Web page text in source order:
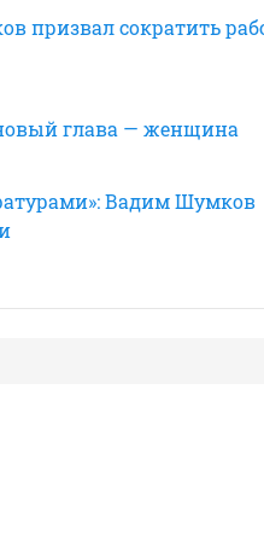
призвал сократить
глава — женщина
Вадим Шумков